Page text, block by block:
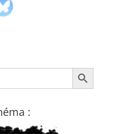
Search Button
: